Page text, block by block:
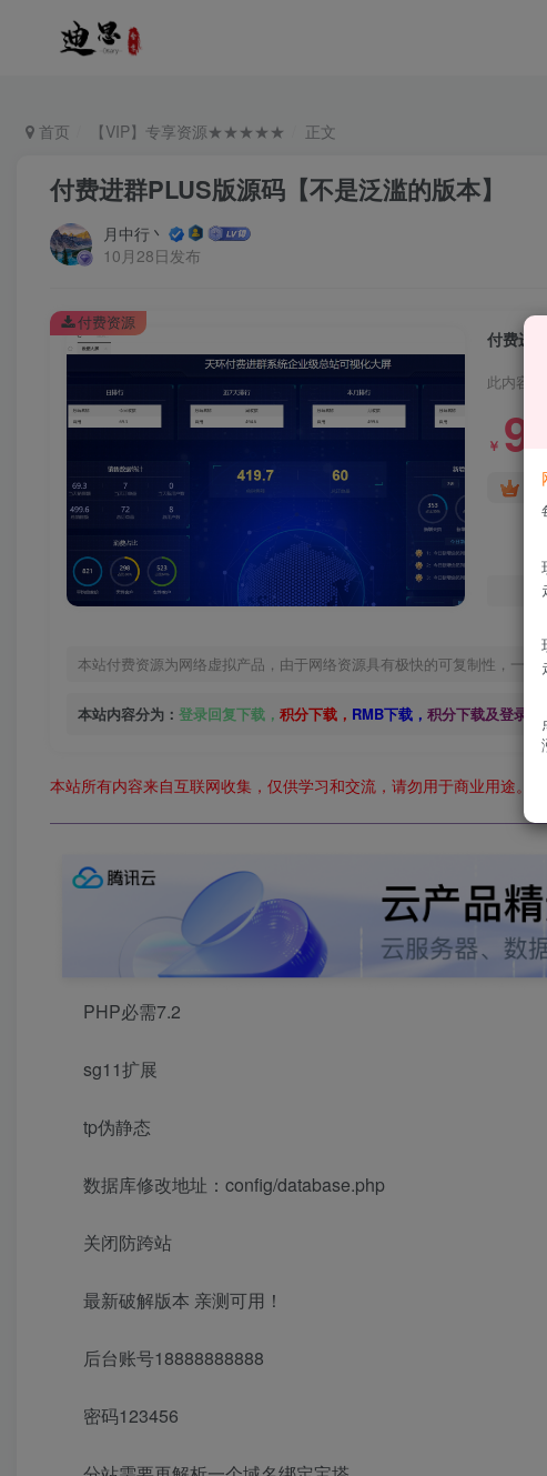
首页 【VIP】专享资源★★★★★ 正文
付费进群PLUS版源码【不是泛滥的版本】
月中行丶
10月28日发布
付费进
此内容
￥ 9.9
本站付费资源为网络虚拟产品，由于网络资源具有极快的可复制性，一经
本站内容分为： 登录回复下载， 积分下载， RMB下载， 积分下载及登录
付费资源
本站所有内容来自互联网收集，仅供学习和交流，请勿用于商业用途。
PHP必需7.2
sg11扩展
tp伪静态
数据库修改地址：config/database.php
关闭防跨站
最新破解版本 亲测可用！
后台账号18888888888
密码123456